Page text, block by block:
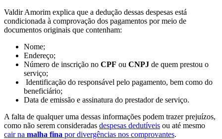
Valdir Amorim explica que a dedução dessas despesas está
condicionada à comprovação dos pagamentos por meio de
documentos originais que contenham:
Nome;
Endereço;
Número de inscrição no CPF ou CNPJ de quem prestou o
serviço;
Identificação do responsável pelo pagamento, bem como do
beneficiário;
Data de emissão e assinatura do prestador de serviço.
A falta de qualquer uma dessas informações podem trazer prejuízos,
como não serem consideradas despesas dedutíveis ou até mesmo
cair na malha fina por divergências nos comprovantes.